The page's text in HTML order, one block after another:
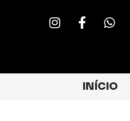
INÍCIO